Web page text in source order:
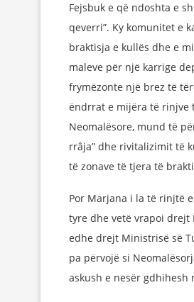
Fejsbuk e që ndoshta e
qeverri”. Ky komunitet e
braktisja e kullës dhe e
maleve për një karrige
frymëzonte një brez të
ëndrrat e mijëra të rinjve
Neomalësore, mund të
rrâja” dhe rivitalizimit të
të zonave të tjera të
Por Marjana i la të rinjtë
tyre dhe vetë vrapoi drejt
edhe drejt Ministrisë së
pa përvojë si
askush e nesër gdhihesh